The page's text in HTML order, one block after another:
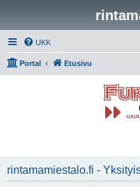
UKK
Portal Etusivu
rintamamiestalo.fi -